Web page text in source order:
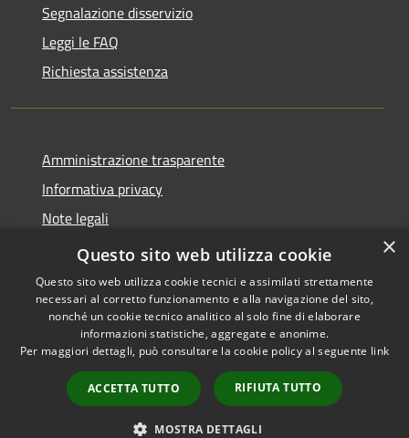
Segnalazione disservizio
Leggi le FAQ
Richiesta assistenza
Amministrazione trasparente
Informativa privacy
Note legali
Dichiarazione di accessibilità
Accessibilità
Copyright © 2026 • Comune di
Grottaglie • Powered by
Municipium•
Accesso
redazione
×
Questo sito web utilizza cookie
Questo sito web utilizza cookie tecnici e assimilati strettamente
necessari al corretto funzionamento e alla navigazione del sito,
nonché un cookie tecnico analitico al solo fine di elaborare
informazioni statistiche, aggregate e anonime.
Per maggiori dettagli, può consultare la cookie policy al seguente link
ACCETTA TUTTO RIFIUTA TUTTO
MOSTRA DETTAGLI